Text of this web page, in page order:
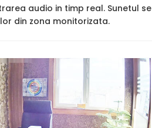
audio in timp real. Sunetul se
din zona monitorizata.